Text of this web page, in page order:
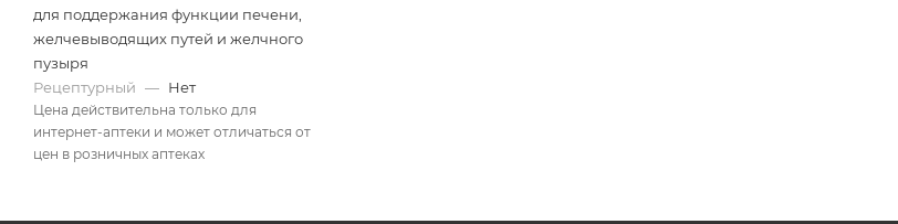
для поддержания функции печени,
желчевыводящих путей и желчного
пузыря
Рецептурный — Нет
Цена действительна только для
интернет-аптеки и может отличаться от
цен в розничных аптеках